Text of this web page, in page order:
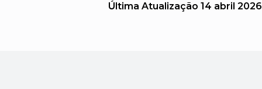
Última Atualização 14 abril 2026